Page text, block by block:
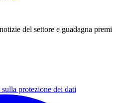
del settore e guadagna premi
protezione dei dati